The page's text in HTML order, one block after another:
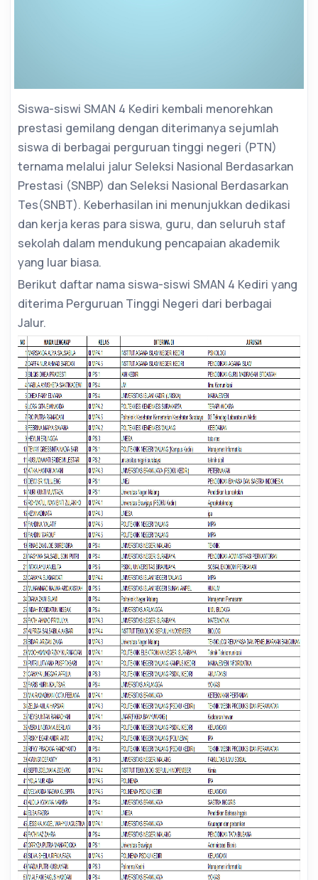
Siswa-siswi SMAN 4 Kediri kembali menorehkan
prestasi gemilang dengan diterimanya sejumlah
siswa di berbagai perguruan tinggi negeri (PTN)
ternama melalui jalur Seleksi Nasional Berdasarkan
Prestasi (SNBP) dan Seleksi Nasional Berdasarkan
Tes(SNBT). Keberhasilan ini menunjukkan dedikasi
dan kerja keras para siswa, guru, dan seluruh staf
sekolah dalam mendukung pencapaian akademik
yang luar biasa.
Berikut daftar nama siswa-siswi SMAN 4 Kediri yang
diterima Perguruan Tinggi Negeri dari berbagai
Jalur.